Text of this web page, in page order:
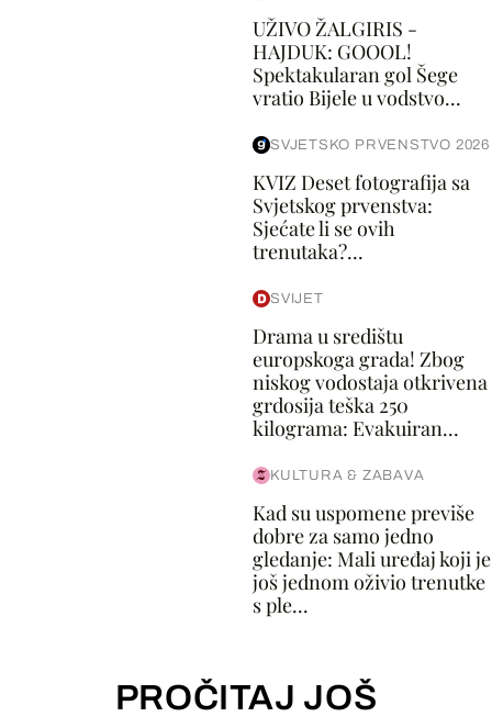
UŽIVO ŽALGIRIS -
HAJDUK: GOOOL!
Spektakularan gol Šege
vratio Bijele u vodstvo...
SVJETSKO PRVENSTVO 2026
KVIZ Deset fotografija sa
Svjetskog prvenstva:
Sjećate li se ovih
trenutaka?...
SVIJET
Drama u središtu
europskoga grada! Zbog
niskog vodostaja otkrivena
grdosija teška 250
kilograma: Evakuiran...
KULTURA & ZABAVA
Kad su uspomene previše
dobre za samo jedno
gledanje: Mali uređaj koji je
još jednom oživio trenutke
s ple...
PROČITAJ JOŠ